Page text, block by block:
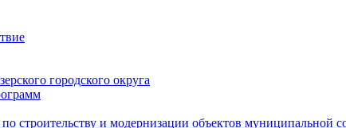
городского округа
строительству и модернизации объектов муниципальной